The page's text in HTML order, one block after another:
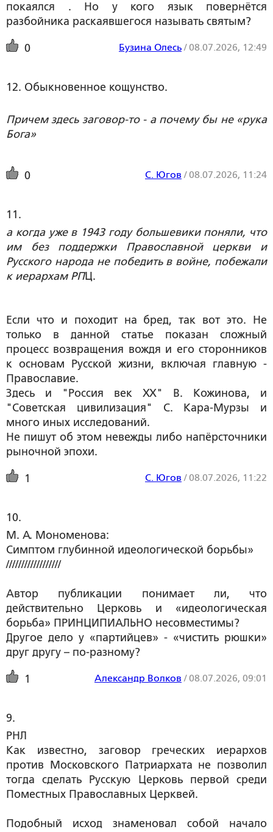
покаялся . Но у кого язык повернётся
разбойника раскаявшегося называть святым?
0 Бузина Олесь/08.07.2026, 12:49
12. Обыкновенное кощунство.
Причем здесь заговор-то - а почему бы не «рука
Бога»
0 С. Югов /08.07.2026, 11:24
11.
а когда уже в 1943 году большевики поняли, что
им без поддержки Православной церкви и
Русского народа не победить в войне, побежали
к иерархам РПЦ.
Если что и походит на бред, так вот это. Не
только в данной статье показан сложный
процесс возвращения вождя и его сторонников
к основам Русской жизни, включая главную -
Православие.
Здесь и "Россия век ХХ" В. Кожинова, и
"Советская цивилизация" С. Кара-Мурзы и
много иных исследований.
Не пишут об этом невежды либо напёрсточники
рыночной эпохи.
1 С. Югов /08.07.2026, 11:22
10.
М. А. Мономенова:
Симптом глубинной идеологической борьбы»
//////////////////
Автор публикации понимает ли, что
действительно Церковь и «идеологическая
борьба» ПРИНЦИПИАЛЬНО несовместимы?
Другое дело у «партийцев» - «чистить рюшки»
друг другу – по-разному?
1 Александр Волков /08.07.2026, 09:01
9.
РНЛ
Как известно, заговор греческих иерархов
против Московского Патриархата не позволил
тогда сделать Русскую Церковь первой среди
Поместных Православных Церквей.
Подобный исход знаменовал собой начало